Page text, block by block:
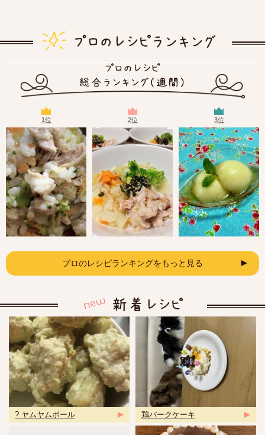
1位 2位 3位
プロのレシピランキングをもっと見る
? ヤムヤムボール 鶏バークケーキ